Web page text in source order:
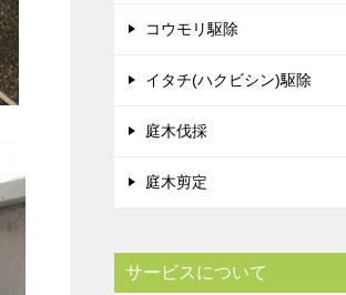
コウモリ駆除
イタチ(ハクビシン)駆除
庭木伐採
庭木剪定
サービスについて